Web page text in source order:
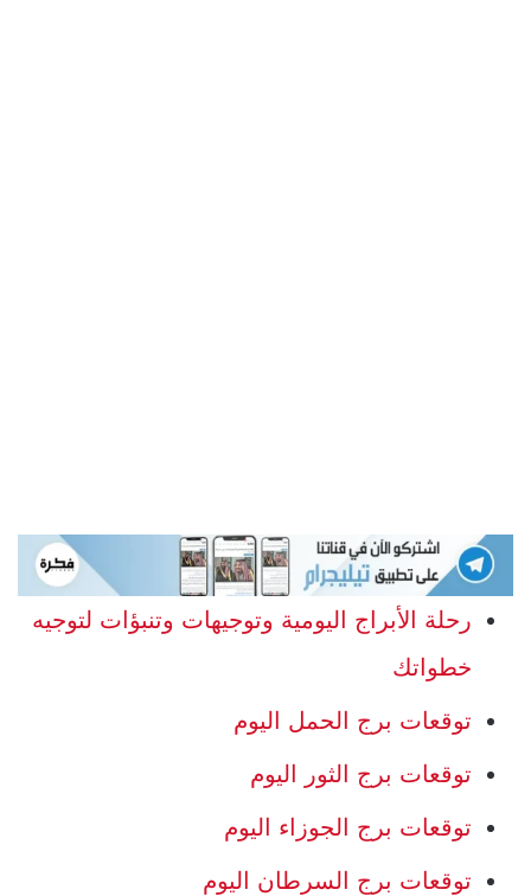
رحلة الأبراج اليومية وتوجيهات وتنبؤات لتوجيه
خطواتك
توقعات برج الحمل اليوم
توقعات برج الثور اليوم
توقعات برج الجوزاء اليوم
توقعات برج السرطان اليوم